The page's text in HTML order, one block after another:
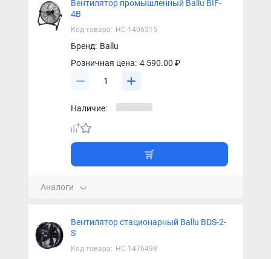
Вентилятор промышленный Ballu BIF-
4B
Код товара: НС-1406315
Бренд: Ballu
Розничная цена: 4 590.00 ₽
Наличие:
Аналоги
Вентилятор стационарный Ballu BDS-2-
S
Код товара: НС-1476498